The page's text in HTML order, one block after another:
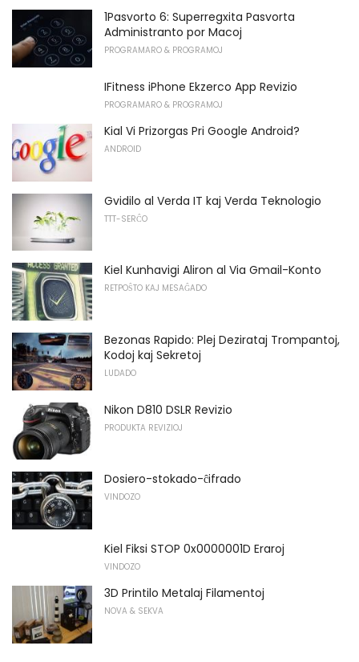
1Pasvorto 6: Superregxita Pasvorta
Administranto por Macoj
PROGRAMARO & PROGRAMOJ
IFitness iPhone Ekzerco App Revizio
PROGRAMARO & PROGRAMOJ
Kial Vi Prizorgas Pri Google Android?
ANDROID
Gvidilo al Verda IT kaj Verda Teknologio
TTT-SERĈO
Kiel Kunhavigi Aliron al Via Gmail-Konto
RETPOŜTO KAJ MESAĜADO
Bezonas Rapido: Plej Dezirataj Trompantoj,
Kodoj kaj Sekretoj
LUDADO
Nikon D810 DSLR Revizio
PRODUKTA REVIZIOJ
Dosiero-stokado-ĉifrado
VINDOZO
Kiel Fiksi STOP 0x0000001D Eraroj
VINDOZO
3D Printilo Metalaj Filamentoj
NOVA & SEKVA